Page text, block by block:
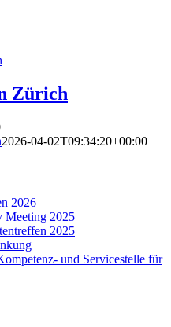
Zürich
2026-04-02T09:34:20+00:00
2026
Meeting 2025
2025
und Servicestelle für